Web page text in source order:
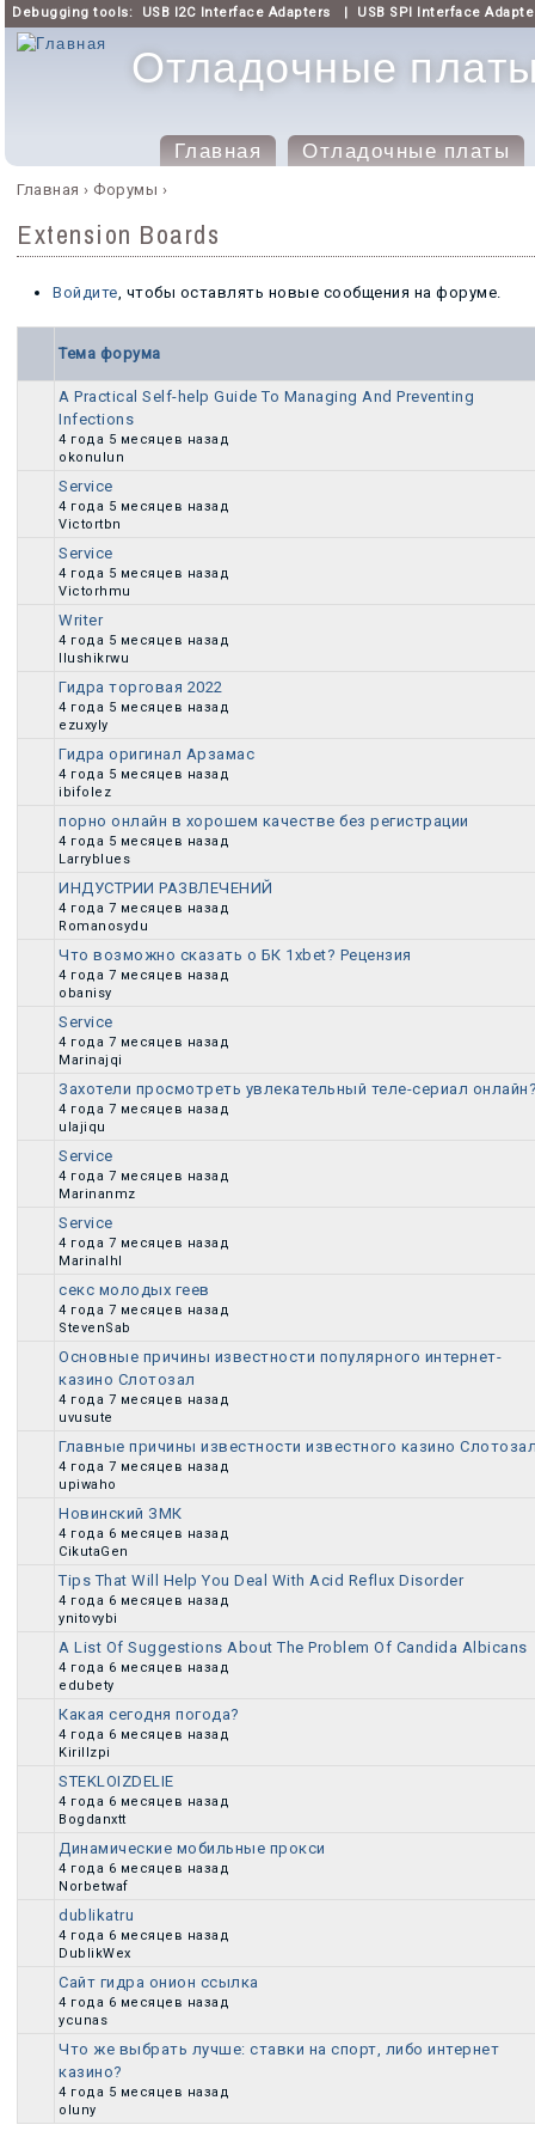
Debugging tools: USB I2C Interface Adapters | USB SPI Interface
Отладочные платы
Главное менюГлавная Отладочные платы
Вы здесь
Главная › Форумы ›
Extension Boards
Войдите , чтобы оставлять новые сообщения на форуме.
Тема форума
Обычная тема
A Practical Self-help Guide To Managing And Preventing
Infections
4 года 5 месяцев назад
okonulun
Обычная тема
Service
4 года 5 месяцев назад
Victortbn
Обычная тема
Service
4 года 5 месяцев назад
Victorhmu
Обычная тема
Writer
4 года 5 месяцев назад
Ilushikrwu
Обычная тема
Гидра торговая 2022
4 года 5 месяцев назад
ezuxyly
Обычная тема
Гидра оригинал Арзамас
4 года 5 месяцев назад
ibifolez
Обычная тема
порно онлайн в хорошем качестве без регистрации
4 года 5 месяцев назад
Larryblues
Обычная тема
ИНДУСТРИИ РАЗВЛЕЧЕНИЙ
4 года 7 месяцев назад
Romanosydu
Обычная тема
Что возможно сказать о БК 1xbet? Рецензия
4 года 7 месяцев назад
obanisy
Обычная тема
Service
4 года 7 месяцев назад
Marinajqi
Обычная тема
Захотели просмотреть увлекательный теле-сериал
4 года 7 месяцев назад
ulajiqu
Обычная тема
Service
4 года 7 месяцев назад
Marinanmz
Обычная тема
Service
4 года 7 месяцев назад
Marinalhl
Обычная тема
секс молодых геев
4 года 7 месяцев назад
StevenSab
Обычная тема
Основные причины известности популярного интернет-
казино Слотозал
4 года 7 месяцев назад
uvusute
Обычная тема
Главные причины известности известного казино
4 года 7 месяцев назад
upiwaho
Обычная тема
Новинский ЗМК
4 года 6 месяцев назад
CikutaGen
Обычная тема
Tips That Will Help You Deal With Acid Reflux Disorder
4 года 6 месяцев назад
ynitovybi
Обычная тема
A List Of Suggestions About The Problem Of Candida Albicans
4 года 6 месяцев назад
edubety
Обычная тема
Какая сегодня погода?
4 года 6 месяцев назад
Kirillzpi
Обычная тема
STEKLOIZDELIE
4 года 6 месяцев назад
Bogdanxtt
Обычная тема
Динамические мобильные прокси
4 года 6 месяцев назад
Norbetwaf
Обычная тема
dublikatru
4 года 6 месяцев назад
DublikWex
Обычная тема
Сайт гидра онион ссылка
4 года 6 месяцев назад
ycunas
Обычная тема
Что же выбрать лучше: ставки на спорт, либо интернет
казино?
4 года 5 месяцев назад
oluny